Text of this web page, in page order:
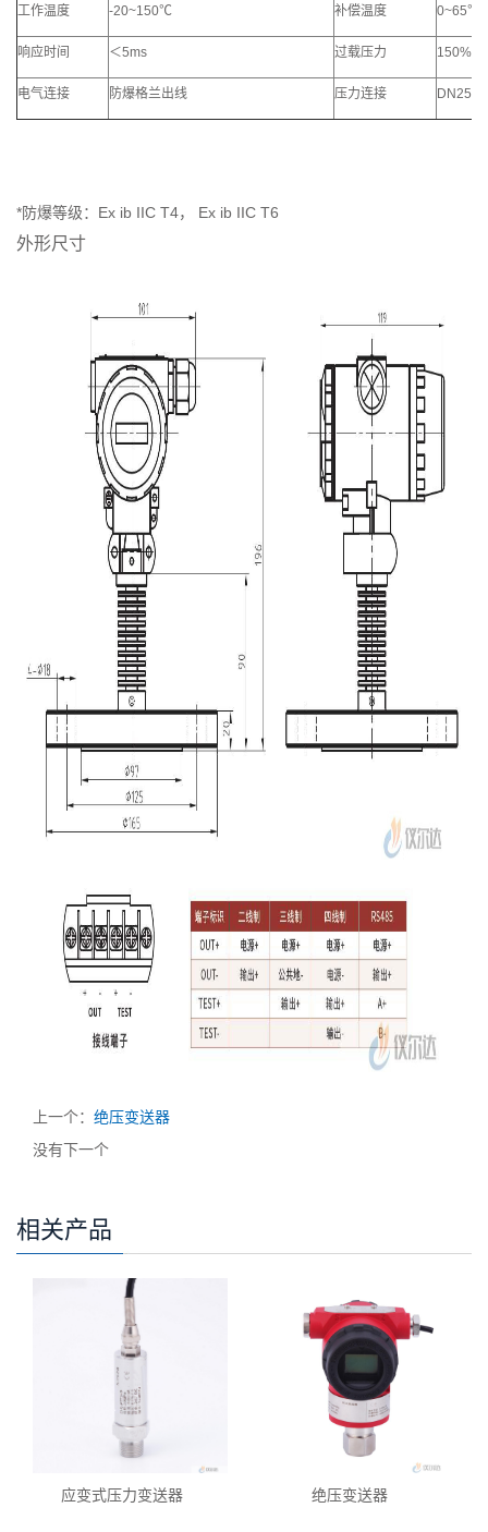
工作温度 -20~150℃ 补偿温度 0~65℃
响应时间 ＜5ms 过载压力 150%FS
电气连接 防爆格兰出线 压力连接 DN25
*防爆等级：Ex ib IIC T4， Ex ib IIC T6
外形尺寸
上一个： 绝压变送器
没有下一个
相关产品
应变式压力变送器 绝压变送器